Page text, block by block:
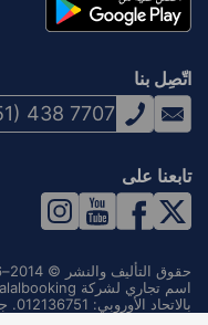
اتّصِل بنا
438 7707
تابعنا على
بالاتحاد الأوروبي: 012136751. جميع الحقوق محفوظة.